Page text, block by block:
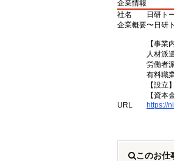
企業情報
社名
日研ト
企業概要〜日研
【事業
人材派
労働者
有料職
【設立
【資本
URL
https://
このお仕